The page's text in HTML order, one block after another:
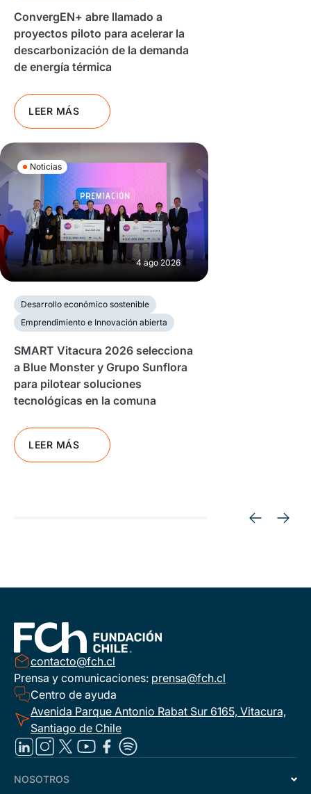
ConvergEN+ abre llamado a
proyectos piloto para acelerar la
descarbonización de la demanda
de energía térmica
LEER MÁS
Noticias
4 ago 2026
Desarrollo económico sostenible
Emprendimiento e Innovación abierta
SMART Vitacura 2026 selecciona
a Blue Monster y Grupo Sunflora
para pilotear soluciones
tecnológicas en la comuna
LEER MÁS
contacto@fch.cl
Prensa y comunicaciones: prensa@fch.cl
Centro de ayuda
Avenida Parque Antonio Rabat Sur 6165, Vitacura,
Santiago de Chile
NOSOTROS